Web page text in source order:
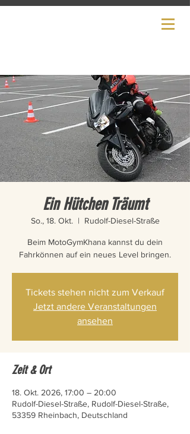
✦
WONKAS
TRAININGSFABRIK
Ein Hütchen Träumt
So., 18. Okt.
  |
Rudolf-Diesel-Straße
Beim MotoGymKhana kannst du dein
Fahrkönnen auf ein neues Level bringen.
Tickets stehen nicht zum Verkauf
Jetzt andere Veranstaltungen
ansehen
Zeit & Ort
18. Okt. 2026, 17:00 – 20:00
Rudolf-Diesel-Straße, Rudolf-Diesel-Straße,
53359 Rheinbach, Deutschland